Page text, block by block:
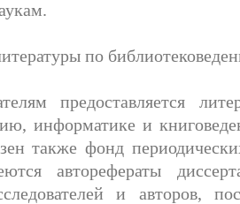
по
предоставляется
информатике и
также фонд
авторефераты
и авторов,